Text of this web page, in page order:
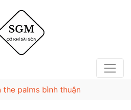
the palms bình thuận